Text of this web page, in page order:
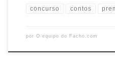
concurso contos
por O equipo do Facho.com